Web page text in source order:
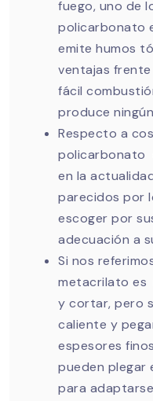
fuego, uno de
policarbonato
emite humos
ventajas
fácil
produce
Respecto a
policarbonato
en la
parecidos por
escoger por
adecuación a
Si nos
metacrilato es
y cortar, pero
caliente y
espesores
pueden plegar
para